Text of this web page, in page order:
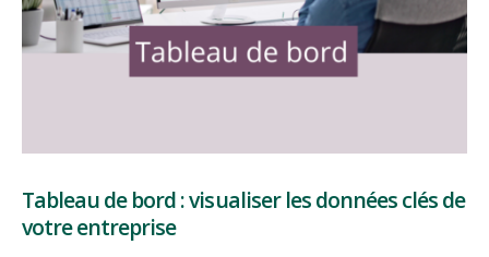
Tableau de bord : visualiser les données clés de
votre entreprise